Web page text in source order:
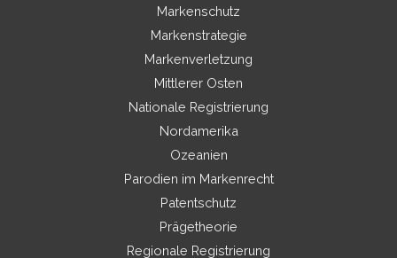
Markenschutz
Markenstrategie
Markenverletzung
Mittlerer Osten
Nationale Registrierung
Nordamerika
Ozeanien
Parodien im Markenrecht
Patentschutz
Prägetheorie
Regionale Registrierung